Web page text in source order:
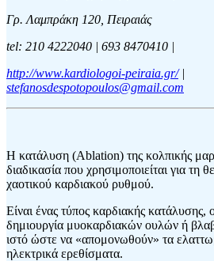
Γρ. Λαμπράκη 120, Πειραιάς
tel: 210 4222040 | 693 8470410 |
http://www.kardiologoi-peiraia.gr/|
stefanosdespotopoulos@gmail.com
Η κατάλυση (Ablation) της κολπικής
διαδικασία που χρησιμοποιείται για τη
χαοτικού καρδιακού ρυθμού.
Είναι ένας τύπος καρδιακής κατάλυσης,
δημιουργία μυοκαρδιακών ουλών ή
ιστό ώστε να «απομονωθούν» τα
ηλεκτρικά ερεθίσματα.